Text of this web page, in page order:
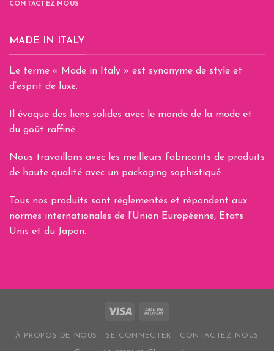
CONTACTEZ-NOUS
MADE IN ITALY
Le terme « Made in Italy » est synonyme de style et
d’esprit de luxe.
Il évoque des liens solides avec le monde de la mode et
du goût raffiné..
Nous travaillons avec les meilleurs fabricants de produits
de haute qualité avec un packaging sophistiqué.
Tous nos produits sont réglementés et répondent aux
normes internationales de l'Union Européenne, Etats
Unis et du Japon.
À PROPOS DE NOUS SE CONNECTER CONTACTEZ-NOUS